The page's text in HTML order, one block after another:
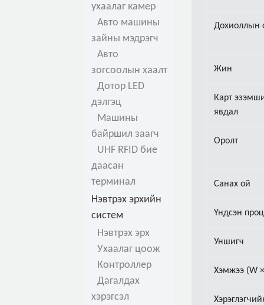
ухаалаг камер
Авто машины
зайны мэдрэгч
Авто
зогсоолын хаалт
Дотор LED
дэлгэц
Машины
байршил заагч
UHF RFID бие
даасан
терминал
Нэвтрэх эрхийн
систем
Нэвтрэх эрх
Ухаалаг цоож
Контроллер
Дагалдах
хэрэгсэл
Дохиоллын
Жин
Карт
явдал
Оролт
Санах ой
Үндсэн
Уншигч
Хэмжээ (W